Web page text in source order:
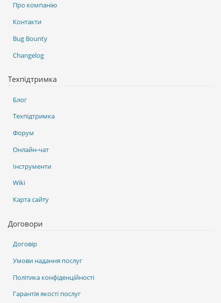
Про компанію
Контакти
Bug Bounty
Changelog
Техпідтримка
Блог
Техпідтримка
Форум
Онлайн-чат
Інструменти
Wiki
Карта сайту
Договори
Договір
Умови надання послуг
Політика конфіденційності
Гарантія якості послуг